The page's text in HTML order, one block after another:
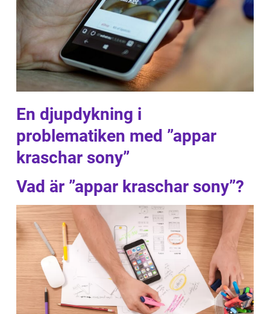
En djupdykning i
problematiken med ”appar
kraschar sony”
Vad är ”appar kraschar sony”?